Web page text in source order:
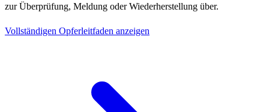
zur Überprüfung, Meldung oder Wiederherstellung über.
Vollständigen Opferleitfaden anzeigen